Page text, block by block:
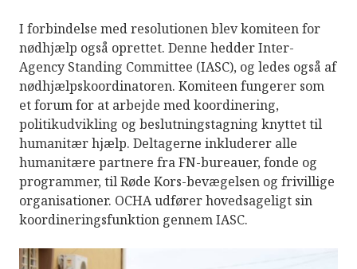
I forbindelse med resolutionen blev komiteen for
nødhjælp også oprettet. Denne hedder Inter-
Agency Standing Committee (IASC), og ledes også af
nødhjælpskoordinatoren. Komiteen fungerer som
et forum for at arbejde med koordinering,
politikudvikling og beslutningstagning knyttet til
humanitær hjælp. Deltagerne inkluderer alle
humanitære partnere fra FN-bureauer, fonde og
programmer, til Røde Kors-bevægelsen og frivillige
organisationer. OCHA udfører hovedsageligt sin
koordineringsfunktion gennem IASC.